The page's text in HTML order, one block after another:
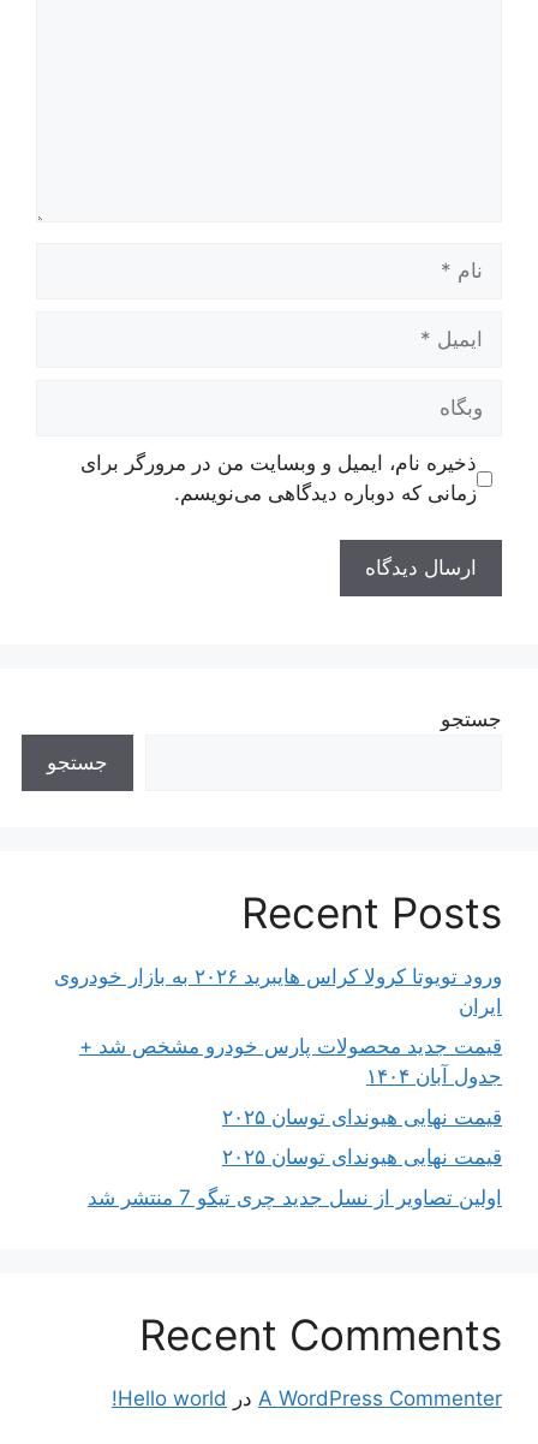
ایمیل
وبگاه
ذخیره نام، ایمیل و وبسایت من در مرورگر برای
زمانی که دوباره دیدگاهی می‌نویسم.
جستجو
جستجو
Recent Posts
ورود تویوتا کرولا کراس هایبرید ۲۰۲۶ به بازار خودروی
ایران
قیمت جدید محصولات پارس خودرو مشخص شد +
جدول آبان ۱۴۰۴
قیمت نهایی هیوندای توسان ۲۰۲۵
قیمت نهایی هیوندای توسان ۲۰۲۵
اولین تصاویر از نسل جدید چری تیگو 7 منتشر شد
Recent Comments
A WordPress Commenter در Hello world!